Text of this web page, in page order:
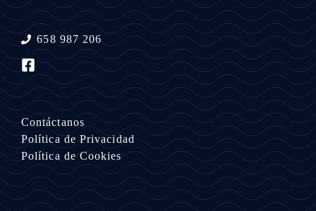
658 987 206
Contáctanos
Política de Privacidad
Política de Cookies